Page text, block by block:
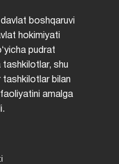
boshqaruvi
hokimiyati
pudrat
shu
tashkilotlar bilan
amalga